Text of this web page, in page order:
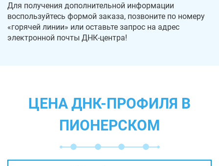
Для получения дополнительной информации
воспользуйтесь формой заказа, позвоните по номеру
«горячей линии» или оставьте запрос на адрес
электронной почты ДНК-центра!
ЦЕНА ДНК-ПРОФИЛЯ В
ПИОНЕРСКОМ